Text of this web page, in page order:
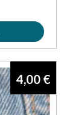
4,00 €